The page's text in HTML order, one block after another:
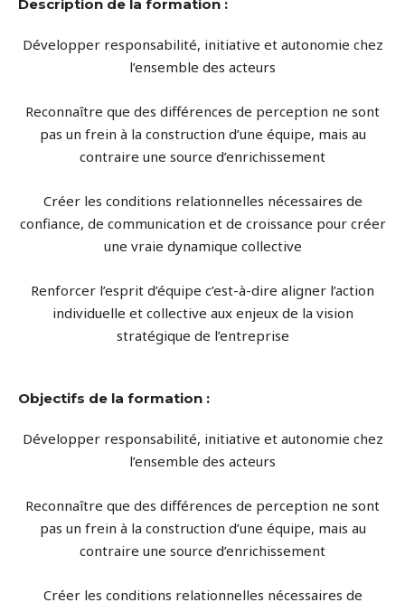
Description de la formation :
Développer responsabilité, initiative et autonomie chez
l’ensemble des acteurs
Reconnaître que des différences de perception ne sont
pas un frein à la construction d’une équipe, mais au
contraire une source d’enrichissement
Créer les conditions relationnelles nécessaires de
confiance, de communication et de croissance pour créer
une vraie dynamique collective
Renforcer l’esprit d’équipe c’est-à-dire aligner l’action
individuelle et collective aux enjeux de la vision
stratégique de l’entreprise
Objectifs de la formation :
Développer responsabilité, initiative et autonomie chez
l’ensemble des acteurs
Reconnaître que des différences de perception ne sont
pas un frein à la construction d’une équipe, mais au
contraire une source d’enrichissement
Créer les conditions relationnelles nécessaires de